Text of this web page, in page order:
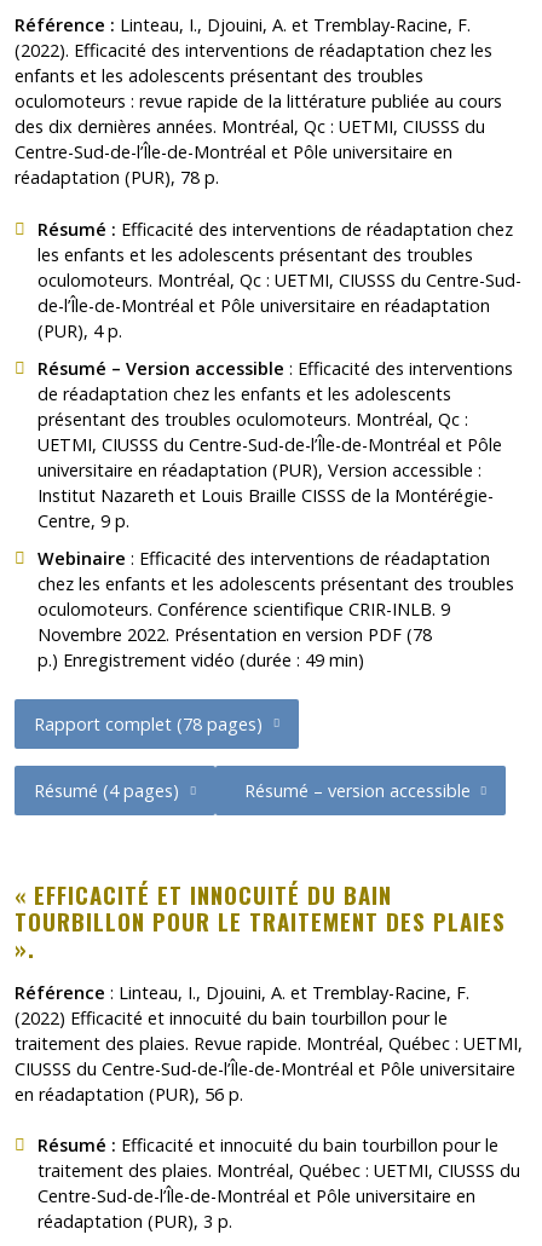
Référence : Linteau, I., Djouini, A. et Tremblay-Racine, F.
(2022). Efficacité des interventions de réadaptation chez les
enfants et les adolescents présentant des troubles
oculomoteurs : revue rapide de la littérature publiée au cours
des dix dernières années. Montréal, Qc : UETMI, CIUSSS du
Centre-Sud-de-l’Île-de-Montréal et Pôle universitaire en
réadaptation (PUR), 78 p.
Résumé : Efficacité des interventions de réadaptation chez
les enfants et les adolescents présentant des troubles
oculomoteurs. Montréal, Qc : UETMI, CIUSSS du Centre-Sud-
de-l’Île-de-Montréal et Pôle universitaire en réadaptation
(PUR), 4 p.
Résumé – Version accessible : Efficacité des interventions
de réadaptation chez les enfants et les adolescents
présentant des troubles oculomoteurs. Montréal, Qc :
UETMI, CIUSSS du Centre-Sud-de-l’Île-de-Montréal et Pôle
universitaire en réadaptation (PUR), Version accessible :
Institut Nazareth et Louis Braille CISSS de la Montérégie-
Centre, 9 p.
Webinaire : Efficacité des interventions de réadaptation
chez les enfants et les adolescents présentant des troubles
oculomoteurs. Conférence scientifique CRIR-INLB. 9
Novembre 2022. Présentation en version PDF(78
p.) Enregistrement vidéo (durée : 49 min)
Rapport complet (78 pages)
Résumé (4 pages) Résumé – version accessible
« EFFICACITÉ ET INNOCUITÉ DU BAIN
TOURBILLON POUR LE TRAITEMENT DES PLAIES
».
Référence : Linteau, I., Djouini, A. et Tremblay-Racine, F.
(2022) Efficacité et innocuité du bain tourbillon pour le
traitement des plaies. Revue rapide. Montréal, Québec : UETMI,
CIUSSS du Centre-Sud-de-l’Île-de-Montréal et Pôle universitaire
en réadaptation (PUR), 56 p.
Résumé : Efficacité et innocuité du bain tourbillon pour le
traitement des plaies. Montréal, Québec : UETMI, CIUSSS du
Centre-Sud-de-l’Île-de-Montréal et Pôle universitaire en
réadaptation (PUR), 3 p.